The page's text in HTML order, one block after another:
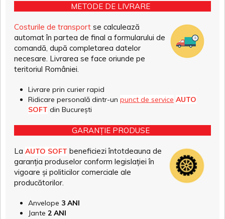
METODE DE LIVRARE
Costurile de transport se calculează
automat în partea de final a formularului de
comandă, după completarea datelor
necesare. Livrarea se face oriunde pe
teritoriul României.
Livrare prin curier rapid
Ridicare personală dintr-un punct de service AUTO
SOFT din București
GARANȚIE PRODUSE
La AUTO SOFT beneficiezi întotdeauna de
garanția produselor conform legislației în
vigoare și politicilor comerciale ale
producătorilor.
Anvelope 3 ANI
Jante 2 ANI